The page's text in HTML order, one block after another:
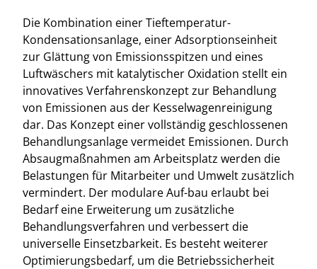
Die Kombination einer Tieftemperatur-
Kondensationsanlage, einer Adsorptionseinheit
zur Glättung von Emissionsspitzen und eines
Luftwäschers mit katalytischer Oxidation stellt ein
innovatives Verfahrenskonzept zur Behandlung
von Emissionen aus der Kesselwagenreinigung
dar. Das Konzept einer vollständig geschlossenen
Behandlungsanlage vermeidet Emissionen. Durch
Absaugmaßnahmen am Arbeitsplatz werden die
Belastungen für Mitarbeiter und Umwelt zusätzlich
vermindert. Der modulare Auf-bau erlaubt bei
Bedarf eine Erweiterung um zusätzliche
Behandlungsverfahren und verbessert die
universelle Einsetzbarkeit. Es besteht weiterer
Optimierungsbedarf, um die Betriebssicherheit